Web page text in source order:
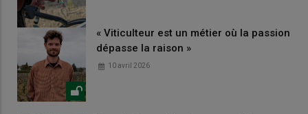
« Viticulteur est un métier où la passion
dépasse la raison »
10 avril 2026